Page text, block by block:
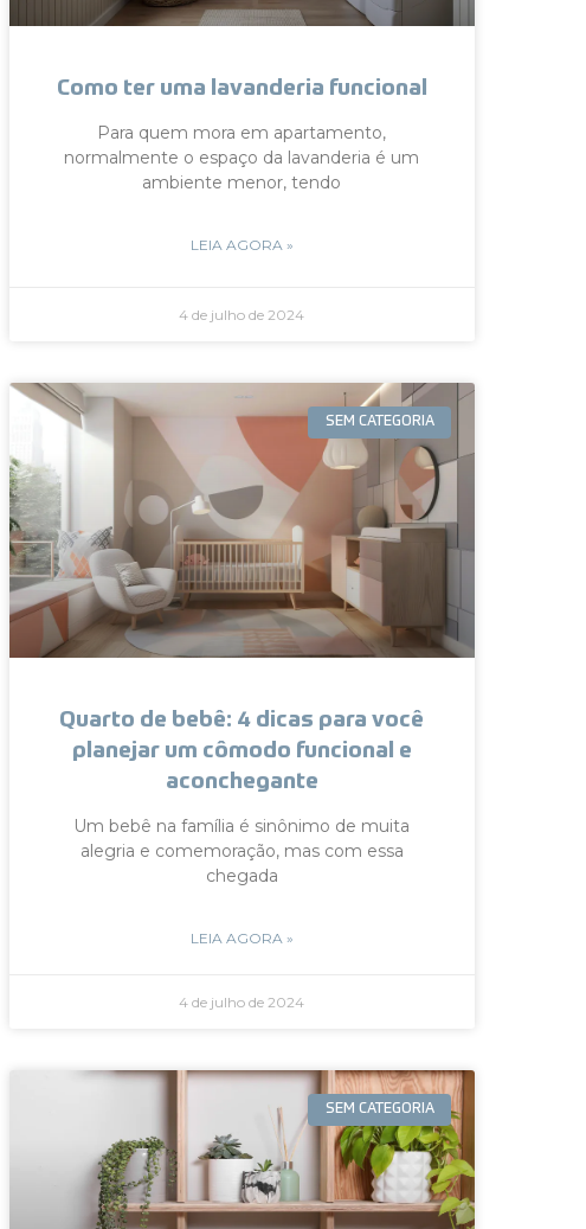
Como ter uma lavanderia funcional
Para quem mora em apartamento,
normalmente o espaço da lavanderia é um
ambiente menor, tendo
LEIA AGORA »
4 de julho de 2024
SEM CATEGORIA
Quarto de bebê: 4 dicas para você
planejar um cômodo funcional e
aconchegante
Um bebê na família é sinônimo de muita
alegria e comemoração, mas com essa
chegada
LEIA AGORA »
4 de julho de 2024
SEM CATEGORIA